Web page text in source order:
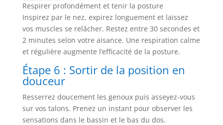
Respirer profondément et tenir la posture
Inspirez par le nez, expirez longuement et laissez
vos muscles se relâcher. Restez entre 30 secondes et
2 minutes selon votre aisance. Une respiration calme
et régulière augmente l’efficacité de la posture.
Étape 6 : Sortir de la position en
douceur
Resserrez doucement les genoux puis asseyez-vous
sur vos talons. Prenez un instant pour observer les
sensations dans le bassin et le bas du dos.